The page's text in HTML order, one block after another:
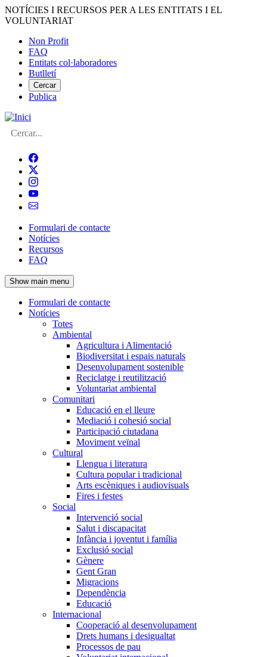
Vés
al
NOTÍCIES I RECURSOS PER A LES ENTITATS I EL
VOLUNTARIAT
Menú
del
compte
d'usuari
Non Profit
FAQ
Entitats col·laboradores
Butlletí
Cercar
Publica
Cerca
Navegació
principal
de
l'encapçalament
Formulari de contacte
Notícies
Recursos
FAQ
Show main menu
Navegació
principal
Formulari de contacte
Notícies
Totes
Ambiental
Agricultura i Alimentació
Biodiversitat i espais naturals
Desenvolupament sostenible
Reciclatge i reutilització
Voluntariat ambiental
Comunitari
Educació en el lleure
Mediació i cohesió social
Participació ciutadana
Moviment veïnal
Cultural
Llengua i literatura
Cultura popular i tradicional
Arts escèniques i audiovisuals
Fires i festes
Social
Intervenció social
Salut i discapacitat
Infància i joventut i família
Exclusió social
Gènere
Gent Gran
Migracions
Dependència
Educació
Internacional
Cooperació al desenvolupament
Drets humans i desigualtat
Processos de pau